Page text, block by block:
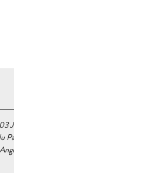
Juli 2025 Um 17:41
d’Aubagne et de l’Étoile
: